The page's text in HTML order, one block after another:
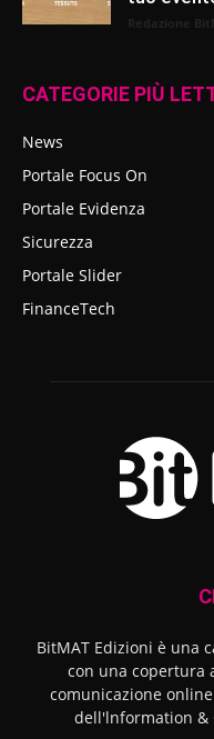
CATEGORIE PIÙ
News
Portale Focus On
Portale Evidenza
Sicurezza
Portale Slider
FinanceTech
BitMAT Edizioni è una
con una copertura
comunicazione
dell'lnformation &